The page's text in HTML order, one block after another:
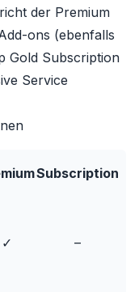
der Premium
ons (ebenfalls
Gold Subscription
Service
Subscription
✓ –